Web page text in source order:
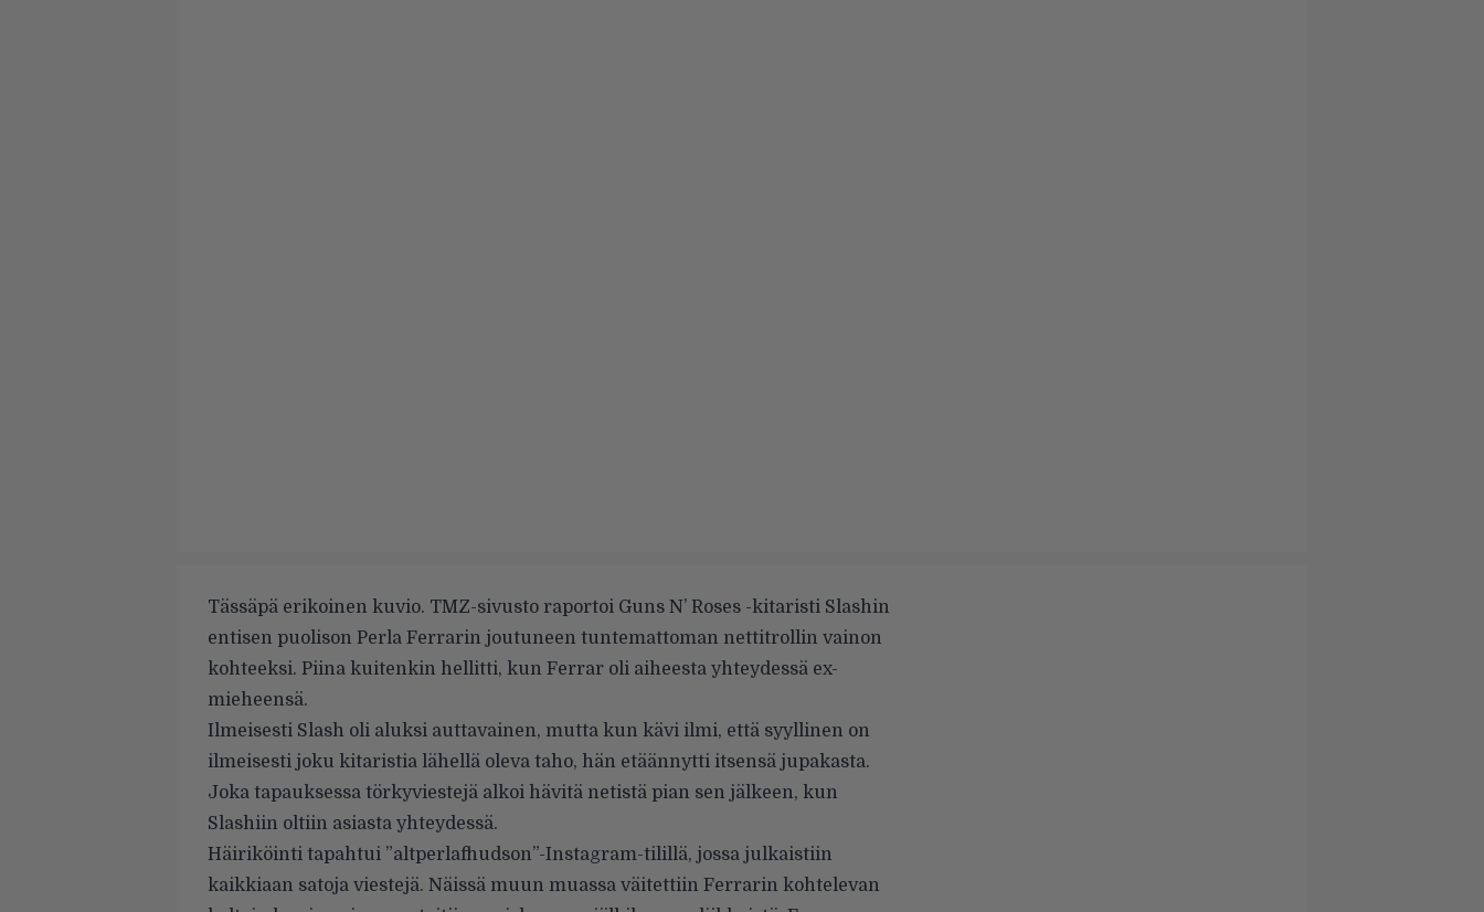
Tässäpä erikoinen kuvio. TMZ-sivusto raportoi Guns N’ Roses -kitaristi Slashin
entisen puolison Perla Ferrarin joutuneen tuntemattoman nettitrollin vainon
kohteeksi. Piina kuitenkin hellitti, kun Ferrar oli aiheesta yhteydessä ex-
mieheensä.
Ilmeisesti Slash oli aluksi auttavainen, mutta kun kävi ilmi, että syyllinen on
ilmeisesti joku kitaristia lähellä oleva taho, hän etäännytti itsensä jupakasta.
Joka tapauksessa törkyviestejä alkoi hävitä netistä pian sen jälkeen, kun
Slashiin oltiin asiasta yhteydessä.
Häiriköinti tapahtui ”altperlafhudson”-Instagram-tilillä, jossa julkaistiin
kaikkiaan satoja viestejä. Näissä muun muassa väitettiin Ferrarin kohtelevan